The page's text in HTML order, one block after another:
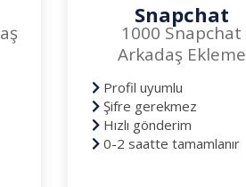
Snapchat
1000 Snapchat
Arkadaş Ekleme
Profil uyumlu
Şifre gerekmez
Hızlı gönderim
0-2 saatte tamamlanır